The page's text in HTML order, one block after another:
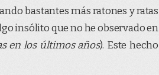
bastantes más ratones y ratas
insólito que no he observado en
en los últimos años). Este hecho